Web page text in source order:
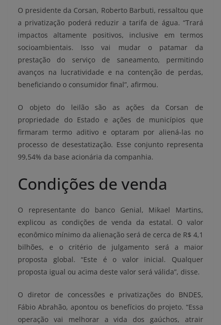
O presidente da Corsan, Roberto Barbuti, ressaltou que
a privatização poderá reduzir a tarifa de água. “Trará
impactos altamente positivos, inclusive em termos
socioambientais. Isso vai mudar o patamar da
prestação do serviço de saneamento, permitindo
avanços na lucratividade e na contenção de perdas,
beneficiando o consumidor final”, afirmou.
O objeto do leilão são as ações da Corsan de
propriedade do Estado e ações de municípios que
firmaram termo aditivo e optaram por aliená-las no
processo de desestatização. Esse conjunto representa
99,54% da base acionária da companhia.
Condições de venda
O representante do banco Genial, Mikael Martins,
explicou as condições de venda da estatal. O valor
econômico mínimo da alienação será de cerca de R$ 4,1
bilhões, e o critério de julgamento será a maior
proposta global. “Este é o valor inicial. Qualquer
proposta igual ou acima deste valor será válida”, disse.
O diretor de concessões e privatizações do BNDES,
Fábio Abrahão, apontou os benefícios do projeto. “Essa
operação vai melhorar a vida dos gaúchos, atrair